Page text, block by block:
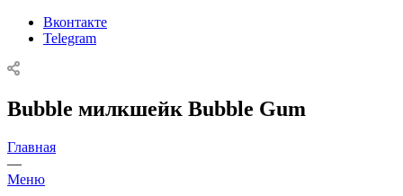
Вконтакте
Telegram
Bubble милкшейк Bubble Gum
Главная
—
Меню